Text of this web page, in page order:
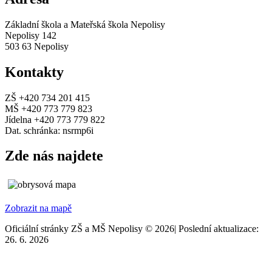
Základní škola a Mateřská škola Nepolisy
Nepolisy 142
503 63 Nepolisy
Kontakty
ZŠ +420 734 201 415
MŠ +420 773 779 823
Jídelna +420 773 779 822
Dat. schránka: nsrmp6i
Zde nás najdete
Zobrazit na mapě
Oficiální stránky ZŠ a MŠ Nepolisy © 2026| Poslední aktualizace:
26. 6. 2026